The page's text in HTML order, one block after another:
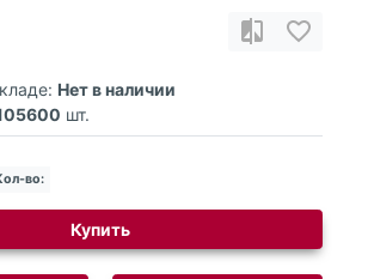
Нет в наличии
шт.
во:
Купить